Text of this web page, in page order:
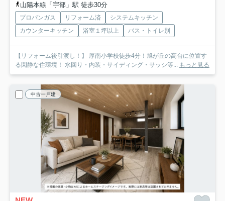
山陽本線「宇部」駅 徒歩30分
プロパンガス リフォーム済
システムキッチン
カウンターキッチン
浴室１坪以上 バス・トイレ別
【リフォーム後引渡し！】 厚南小学校徒歩4分！旭が丘の高台に位置す
る閑静な住環境！ 水回り・内装・サイディング・サッシ等...
もっと見る
中古一戸建